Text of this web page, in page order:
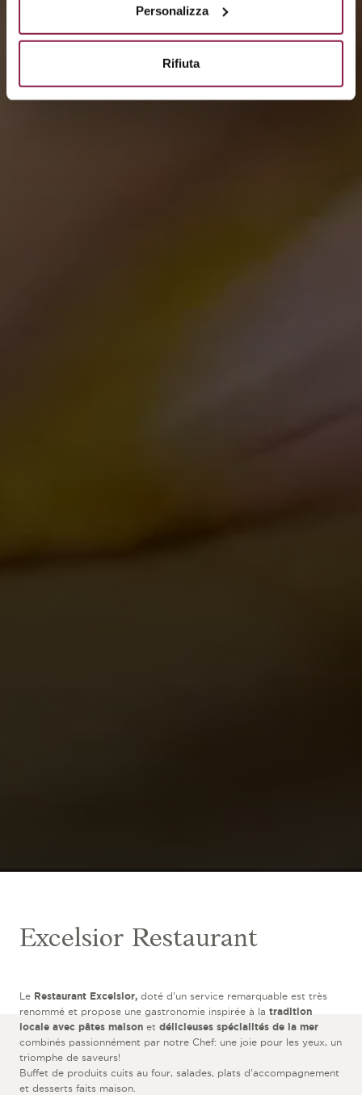
Personalizza
Rifiuta
Excelsior Restaurant
Le Restaurant Excelsior, doté d’un service remarquable est très
renommé et propose une gastronomie inspirée à la tradition
locale avec pâtes maison et délicieuses spécialités de la mer
combinés passionnément par notre Chef: une joie pour les yeux, un
triomphe de saveurs!
Buffet de produits cuits au four, salades, plats d'accompagnement
et desserts faits maison.